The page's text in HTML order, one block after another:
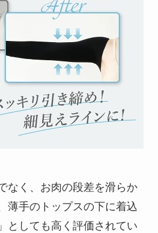
なく、お肉の段差を滑らか
薄手のトップスの下に着込
としても高く評価されてい